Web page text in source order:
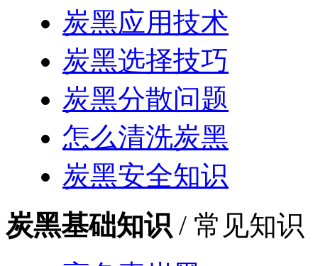
炭黑应用技术
炭黑选择技巧
炭黑分散问题
怎么清洗炭黑
炭黑安全知识
炭黑基础知识 / 常见知识